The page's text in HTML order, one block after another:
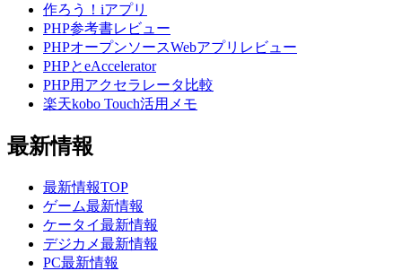
作ろう！iアプリ
PHP参考書レビュー
PHPオープンソースWebアプリレビュー
PHPとeAccelerator
PHP用アクセラレータ比較
楽天kobo Touch活用メモ
最新情報
最新情報TOP
ゲーム最新情報
ケータイ最新情報
デジカメ最新情報
PC最新情報